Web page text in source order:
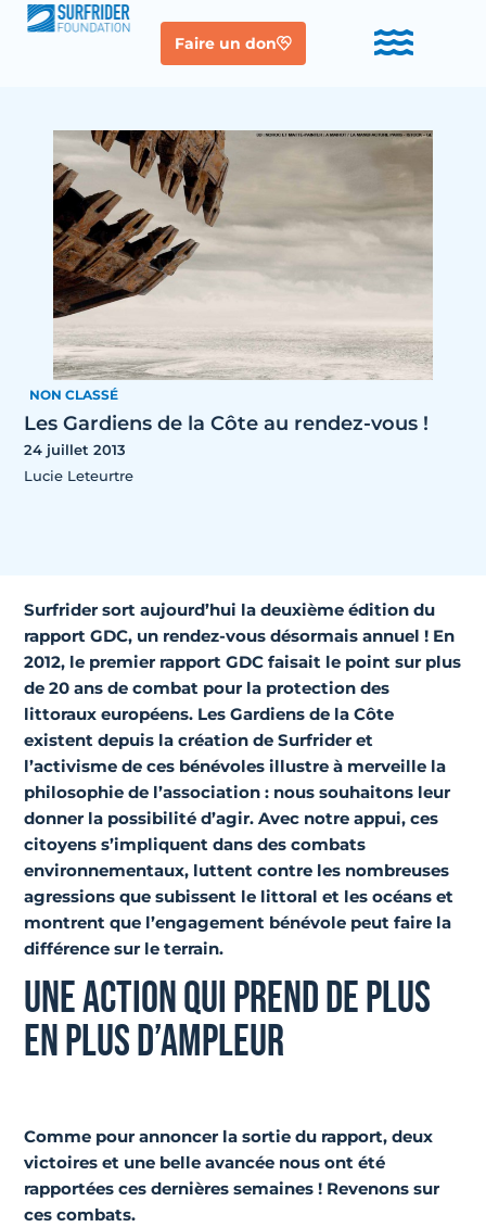
Faire un don
NON CLASSÉ
Les Gardiens de la Côte au rendez-vous !
24 juillet 2013
Lucie Leteurtre
Surfrider sort aujourd’hui la deuxième édition du
rapport GDC, un rendez-vous désormais annuel ! En
2012, le premier rapport GDC faisait le point sur plus
de 20 ans de combat pour la protection des
littoraux européens. LesGardiens de la Côte
existent depuis la création de Surfrider et
l’activisme de ces bénévoles illustre à merveille la
philosophie de l’association : nous souhaitons leur
donner la possibilité d’agir. Avec notre appui, ces
citoyens s’impliquent dans des combats
environnementaux, luttent contre les nombreuses
agressions que subissent le littoral et les océans et
montrent que l’engagement bénévole peut faire la
différence sur le terrain.
UNE ACTION QUI PREND DE PLUS
EN PLUS D’AMPLEUR
Comme pour annoncer la sortie du rapport, deux
victoires et une belle avancée nous ont été
rapportées ces dernières semaines ! Revenons sur
ces combats.